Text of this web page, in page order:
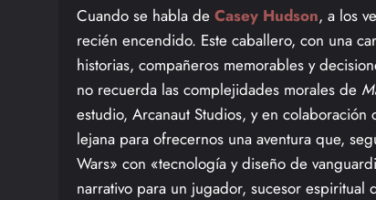
Cuando se habla de Casey Hudson, a los
recién encendido. Este caballero, con una
historias, compañeros memorables y
no recuerda las complejidades morales de
estudio, Arcanaut Studios, y en
lejana para ofrecernos una aventura que,
Wars» con «tecnología y diseño de
narrativo para un jugador, sucesor espiritual